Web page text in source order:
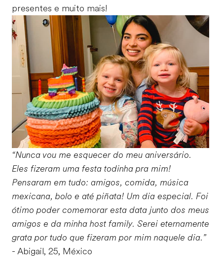
presentes e muito mais!
“Nunca vou me esquecer do meu aniversário.
Eles fizeram uma festa todinha pra mim!
Pensaram em tudo: amigos, comida, música
mexicana, bolo e até piñata! Um dia especial. Foi
ótimo poder comemorar esta data junto dos meus
amigos e da minha host family. Serei eternamente
grata por tudo que fizeram por mim naquele dia.”
- Abigail, 25, México